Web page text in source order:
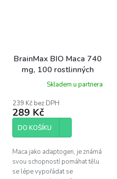
BrainMax BIO Maca 740
mg, 100 rostlinných
kapslí
Skladem u partnera
239 Kč bez DPH
289 Kč
DO KOŠÍKU
Maca jako adaptogen, je známá
svou schopností pomáhat tělu
se lépe vypořádat se